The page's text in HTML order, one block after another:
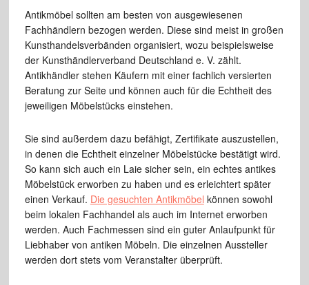
Antikmöbel sollten am besten von ausgewiesenen
Fachhändlern bezogen werden. Diese sind meist in großen
Kunsthandelsverbänden organisiert, wozu beispielsweise
der Kunsthändlerverband Deutschland e. V. zählt.
Antikhändler stehen Käufern mit einer fachlich versierten
Beratung zur Seite und können auch für die Echtheit des
jeweiligen Möbelstücks einstehen.
Sie sind außerdem dazu befähigt, Zertifikate auszustellen,
in denen die Echtheit einzelner Möbelstücke bestätigt wird.
So kann sich auch ein Laie sicher sein, ein echtes antikes
Möbelstück erworben zu haben und es erleichtert später
einen Verkauf. Die gesuchten Antikmöbel können sowohl
beim lokalen Fachhandel als auch im Internet erworben
werden. Auch Fachmessen sind ein guter Anlaufpunkt für
Liebhaber von antiken Möbeln. Die einzelnen Aussteller
werden dort stets vom Veranstalter überprüft.